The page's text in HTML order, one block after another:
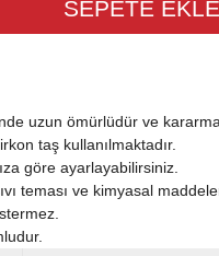
uzun ömürlüdür ve
taş kullanılmaktadır.
göre ayarlayabilirsiniz.
teması ve kimyasal